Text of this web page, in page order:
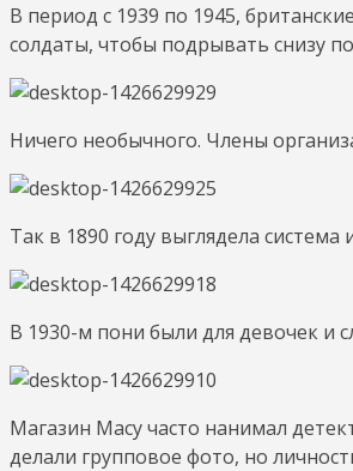
В период с 1939 по 1945,
солдаты, чтобы подрывать снизу
Ничего необычного. Члены
Так в 1890 году выглядела
В 1930-м пони были для девочек и
Магазин Macy часто нанимал
делали групповое фото, но